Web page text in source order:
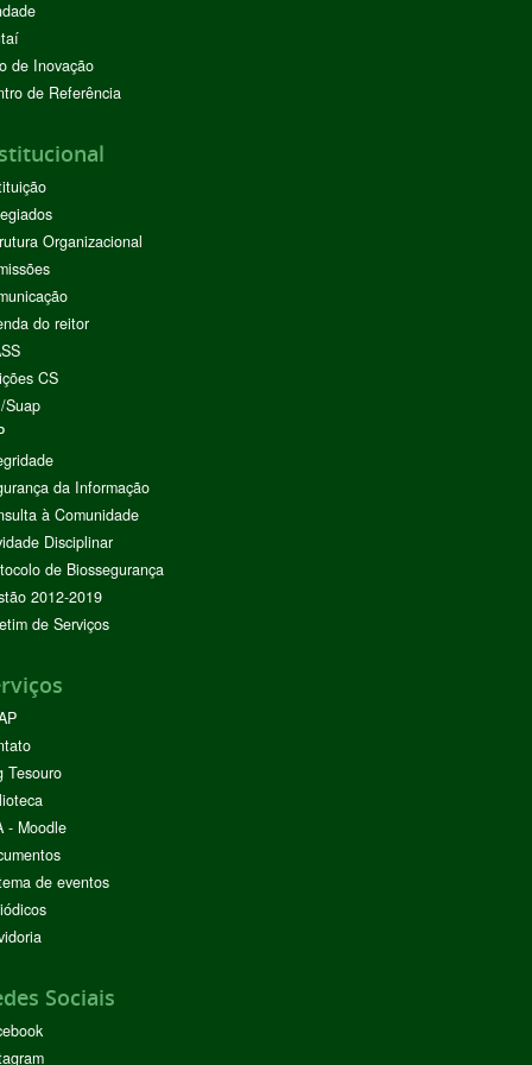
de Inovação
de Referência
Organizacional
do reitor
CS
Suap
da Informação
à Comunidade
Disciplinar
de Biossegurança
2012-2019
de Serviços
Tesouro
- Moodle
de eventos
Sociais